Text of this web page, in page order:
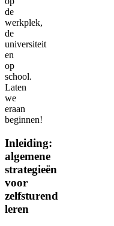
de
werkplek,
de
universiteit
en
op
school.
Laten
we
eraan
beginnen!
Inleiding:
algemene
strategieën
voor
zelfsturend
leren